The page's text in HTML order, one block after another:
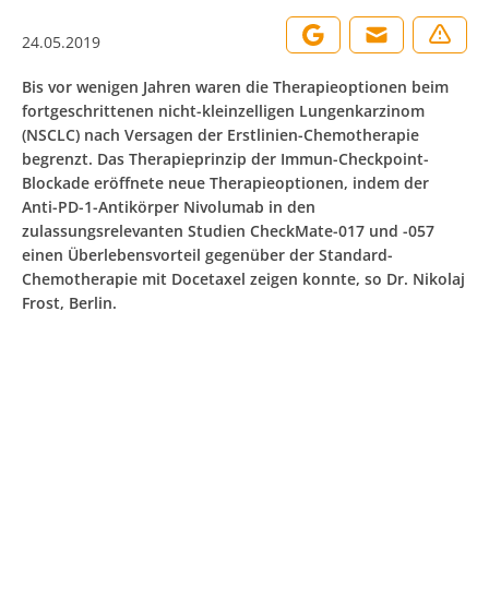
24.05.2019
Bis vor wenigen Jahren waren die Therapieoptionen beim
fortgeschrittenen nicht-kleinzelligen Lungenkarzinom
(NSCLC) nach Versagen der Erstlinien-Chemotherapie
begrenzt. Das Therapieprinzip der Immun-Checkpoint-
Blockade eröffnete neue Therapieoptionen, indem der
Anti-PD-1-Antikörper Nivolumab in den
zulassungsrelevanten Studien CheckMate-017 und -057
einen Überlebensvorteil gegenüber der Standard-
Chemotherapie mit Docetaxel zeigen konnte, so Dr. Nikolaj
Frost, Berlin.